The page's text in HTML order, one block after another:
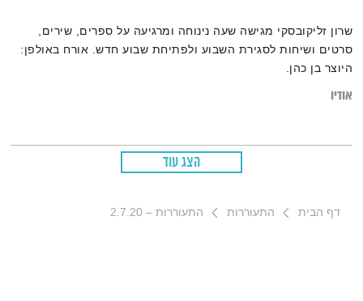
שרון זליקובסקי מגישה שעה נינוחה ומרגיעה על ספרים, שירים,
סרטים ושיחות לסגירת השבוע ולפתיחת שבוע חדש. אורח באולפן:
היוצר בן כהן.
אודיו
הצג עוד
דף הבית התעוררות התעוררות – 2.7.20